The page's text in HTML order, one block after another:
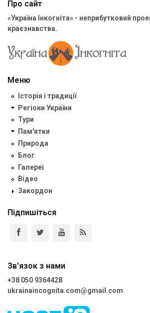
Про сайт
«Україна Інкогніта» - неприбутковий
краєзнавства.
Меню
Історія і традиції
Регіони України
Тури
Пам'ятки
Природа
Блог
Галереї
Відео
Закордон
Підпишіться
Зв'язок з нами
+38 050 9364428
ukrainaincognita.com@gmail.com